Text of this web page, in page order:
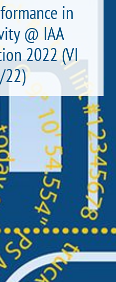
in
@ IAA
2022 (VI